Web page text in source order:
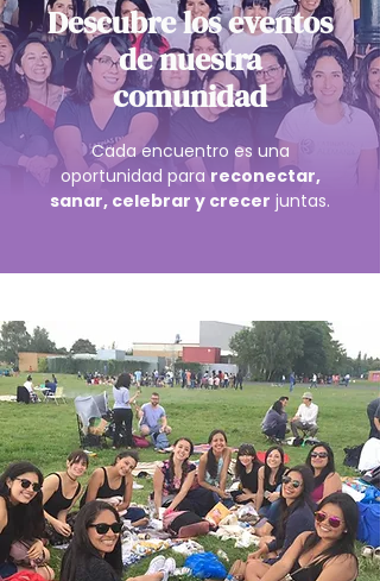
Descubre los eventos
de nuestra
comunidad
Cada encuentro es una
oportunidad parareconectar,
sanar, celebrar y crecer juntas.